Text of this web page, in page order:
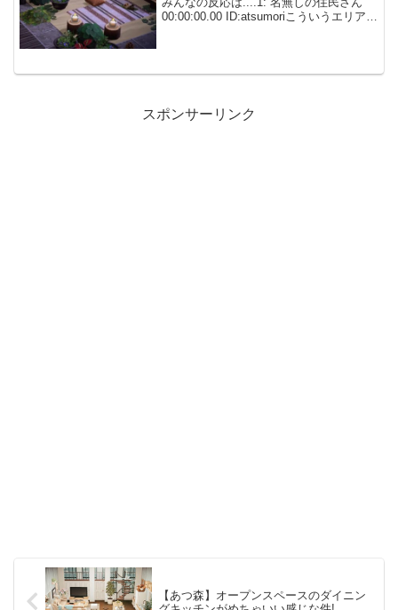
00:00:00.00 ID:atsumoriこういうエリア作
スポンサーリンク
【あつ森】オープンスペースのダイニン